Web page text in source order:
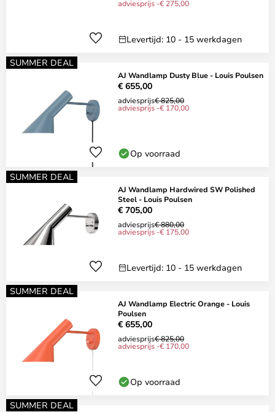
adviesprijs -€ 275,00
Levertijd: 10 - 15 werkdagen
SUMMER DEAL
AJ Wandlamp Dusty Blue - Louis Poulsen
€ 655,00
adviesprijs€ 825,00
adviesprijs -€ 170,00
Op voorraad
SUMMER DEAL
AJ Wandlamp Hardwired SW Polished
Steel - Louis Poulsen
€ 705,00
adviesprijs€ 880,00
adviesprijs -€ 175,00
Levertijd: 10 - 15 werkdagen
SUMMER DEAL
AJ Wandlamp Electric Orange - Louis
Poulsen
€ 655,00
adviesprijs€ 825,00
adviesprijs -€ 170,00
Op voorraad
SUMMER DEAL